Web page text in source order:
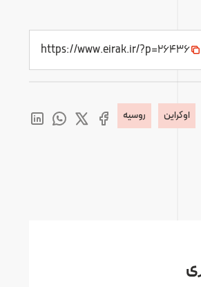
https://www.eirak.ir/?p=26436
اوکراین روسیه